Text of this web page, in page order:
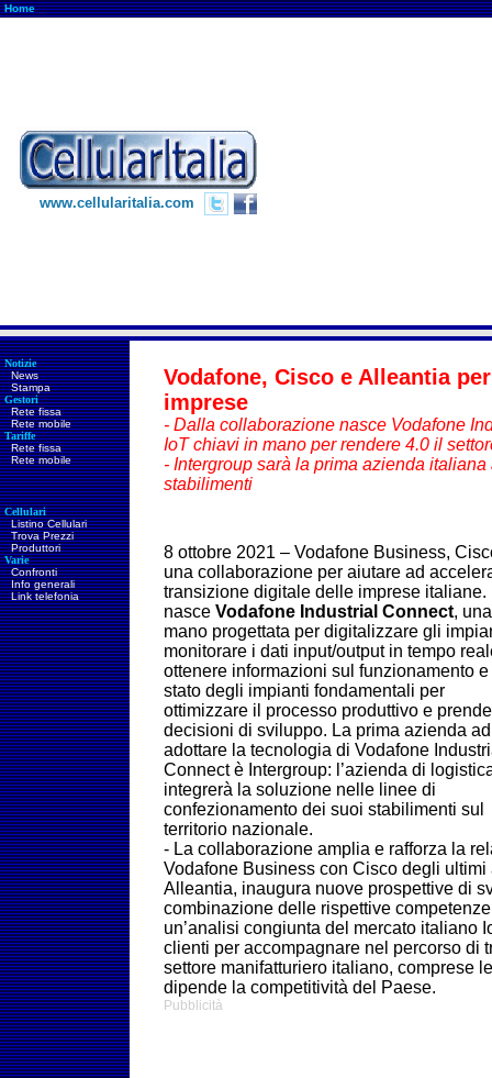
Home
www.cellularitalia.com
Notizie
News
Stampa
Gestori
Rete fissa
Rete mobile
Tariffe
Rete fissa
Rete mobile
Cellulari
Listino Cellulari
Trova Prezzi
Produttori
Varie
Confronti
Info generali
Link telefonia
Vodafone, Cisco e Alleantia
imprese
- Dalla collaborazione nasce Vodafone
IoT chiavi in mano per rendere 4.0 il
- Intergroup sarà la prima azienda
stabilimenti
8 ottobre 2021 – Vodafone Business,
una collaborazione per aiutare ad
transizione digitale delle imprese
nasce Vodafone Industrial Connect,
mano progettata per digitalizzare gli
monitorare i dati input/output in tempo
ottenere informazioni sul funzionamento e
stato degli impianti fondamentali per
ottimizzare il processo produttivo e
decisioni di sviluppo. La prima azienda ad
adottare la tecnologia di Vodafone
Connect è Intergroup: l’azienda di
integrerà la soluzione nelle linee di
confezionamento dei suoi stabilimenti sul
territorio nazionale.
- La collaborazione amplia e rafforza la
Vodafone Business con Cisco degli ultimi
Alleantia, inaugura nuove prospettive di
combinazione delle rispettive
un’analisi congiunta del mercato italiano
clienti per accompagnare nel percorso di
settore manifatturiero italiano, comprese
dipende la competitività del Paese.
Pubblicità